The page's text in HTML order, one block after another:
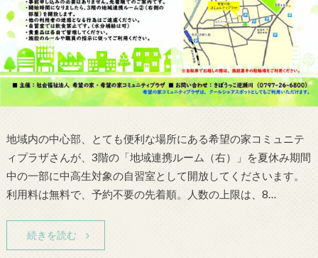
地域内の中心部、とても便利な場所にある希望の家コミュニテ
ィプラザさんが、3階の「地域連携ルーム（右）」を夏休み期間
中の一部に中高生対象の自習室として開放してくださいます。
利用料は無料で、予約不要の先着順。人数の上限は、8…
続きを読む